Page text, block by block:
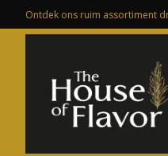
Ontdek ons ruim assortiment